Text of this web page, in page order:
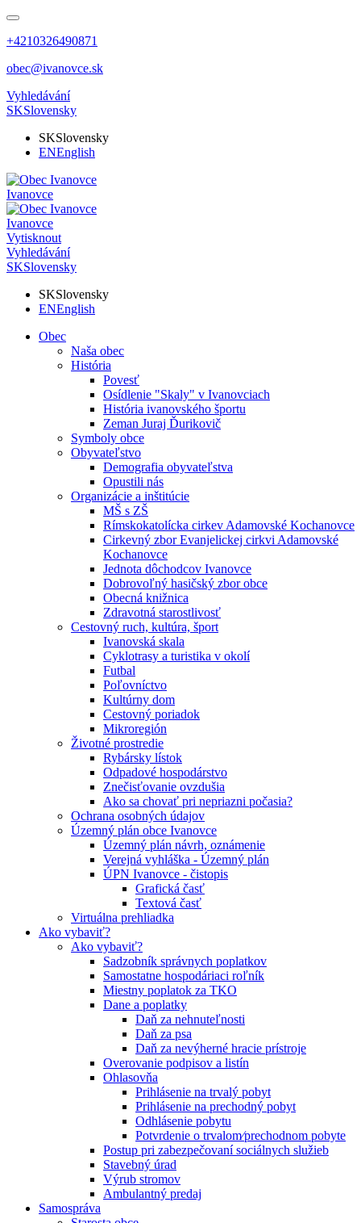
+4210326490871
obec@ivanovce.sk
Vyhledávání
SKSlovensky
SKSlovensky
ENEnglish
Ivanovce
Ivanovce
Vytisknout
Vyhledávání
SKSlovensky
SKSlovensky
ENEnglish
Obec
Naša obec
História
Povesť
Osídlenie "Skaly" v Ivanovciach
História ivanovského športu
Zeman Juraj Ďurikovič
Symboly obce
Obyvateľstvo
Demografia obyvateľstva
Opustili nás
Organizácie a inštitúcie
MŠ s ZŠ
Rímskokatolícka cirkev Adamovské Kochanovce
Cirkevný zbor Evanjelickej cirkvi Adamovské
Kochanovce
Jednota dôchodcov Ivanovce
Dobrovoľný hasičský zbor obce
Obecná knižnica
Zdravotná starostlivosť
Cestovný ruch, kultúra, šport
Ivanovská skala
Cyklotrasy a turistika v okolí
Futbal
Poľovníctvo
Kultúrny dom
Cestovný poriadok
Mikroregión
Životné prostredie
Rybársky lístok
Odpadové hospodárstvo
Znečisťovanie ovzdušia
Ako sa chovať pri nepriazni počasia?
Ochrana osobných údajov
Územný plán obce Ivanovce
Územný plán návrh, oznámenie
Verejná vyhláška - Územný plán
ÚPN Ivanovce - čistopis
Grafická časť
Textová časť
Virtuálna prehliadka
Ako vybaviť?
Ako vybaviť?
Sadzobník správnych poplatkov
Samostatne hospodáriaci roľník
Miestny poplatok za TKO
Dane a poplatky
Daň za nehnuteľnosti
Daň za psa
Daň za nevýherné hracie prístroje
Overovanie podpisov a listín
Ohlasovňa
Prihlásenie na trvalý pobyt
Prihlásenie na prechodný pobyt
Odhlásenie pobytu
Potvrdenie o trvalom⁄prechodnom pobyte
Postup pri zabezpečovaní sociálnych služieb
Stavebný úrad
Výrub stromov
Ambulantný predaj
Samospráva